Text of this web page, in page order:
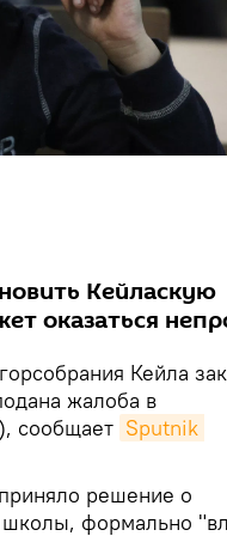
Кейласкую
оказаться
Кейла
жалоба в
сообщает Sputnik
решение о
школы, формально